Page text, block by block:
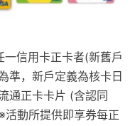
信用卡正卡者(新舊戶
準，新戶定義為核卡日
通正卡卡片 (含認同
動所提供即享券每正